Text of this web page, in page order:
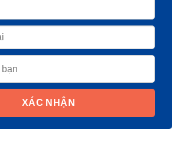
XÁC NHẬN